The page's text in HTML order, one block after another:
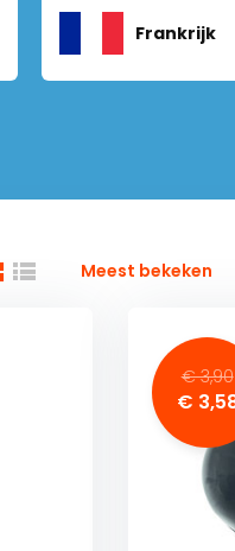
Frankrijk
Meest bekeken
€ 3,90
€